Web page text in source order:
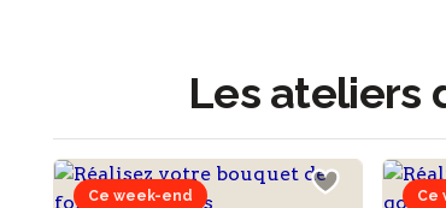
Les ateliers
Ce week-end Ce